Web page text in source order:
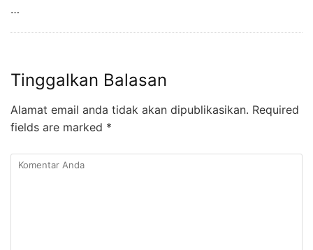
…
Tinggalkan Balasan
Alamat email anda tidak akan dipublikasikan. Required
fields are marked *